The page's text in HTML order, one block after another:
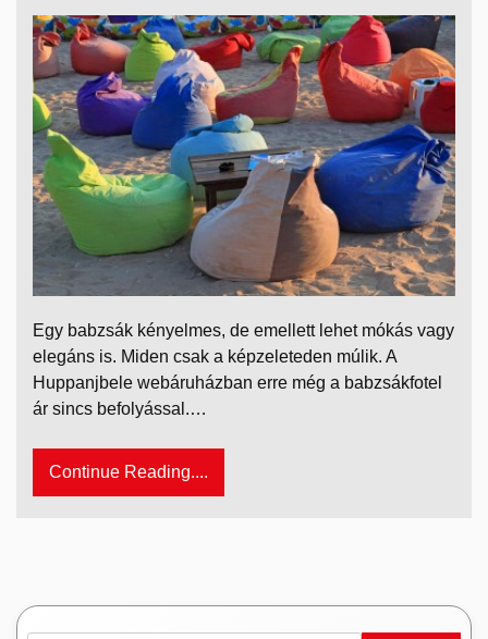
Egy babzsák kényelmes, de emellett lehet mókás vagy
elegáns is. Miden csak a képzeleteden múlik. A
Huppanjbele webáruházban erre még a babzsákfotel
ár sincs befolyással.…
Continue Reading....